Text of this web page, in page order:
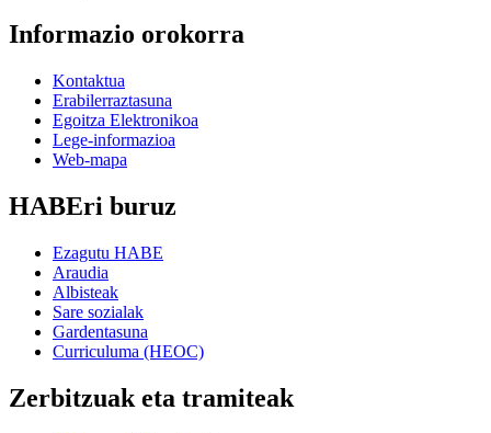
Informazio orokorra
Kontaktua
Erabilerraztasuna
Egoitza Elektronikoa
Lege-informazioa
Web-mapa
HABEri buruz
Ezagutu HABE
Araudia
Albisteak
Sare sozialak
Gardentasuna
Curriculuma (HEOC)
Zerbitzuak eta tramiteak